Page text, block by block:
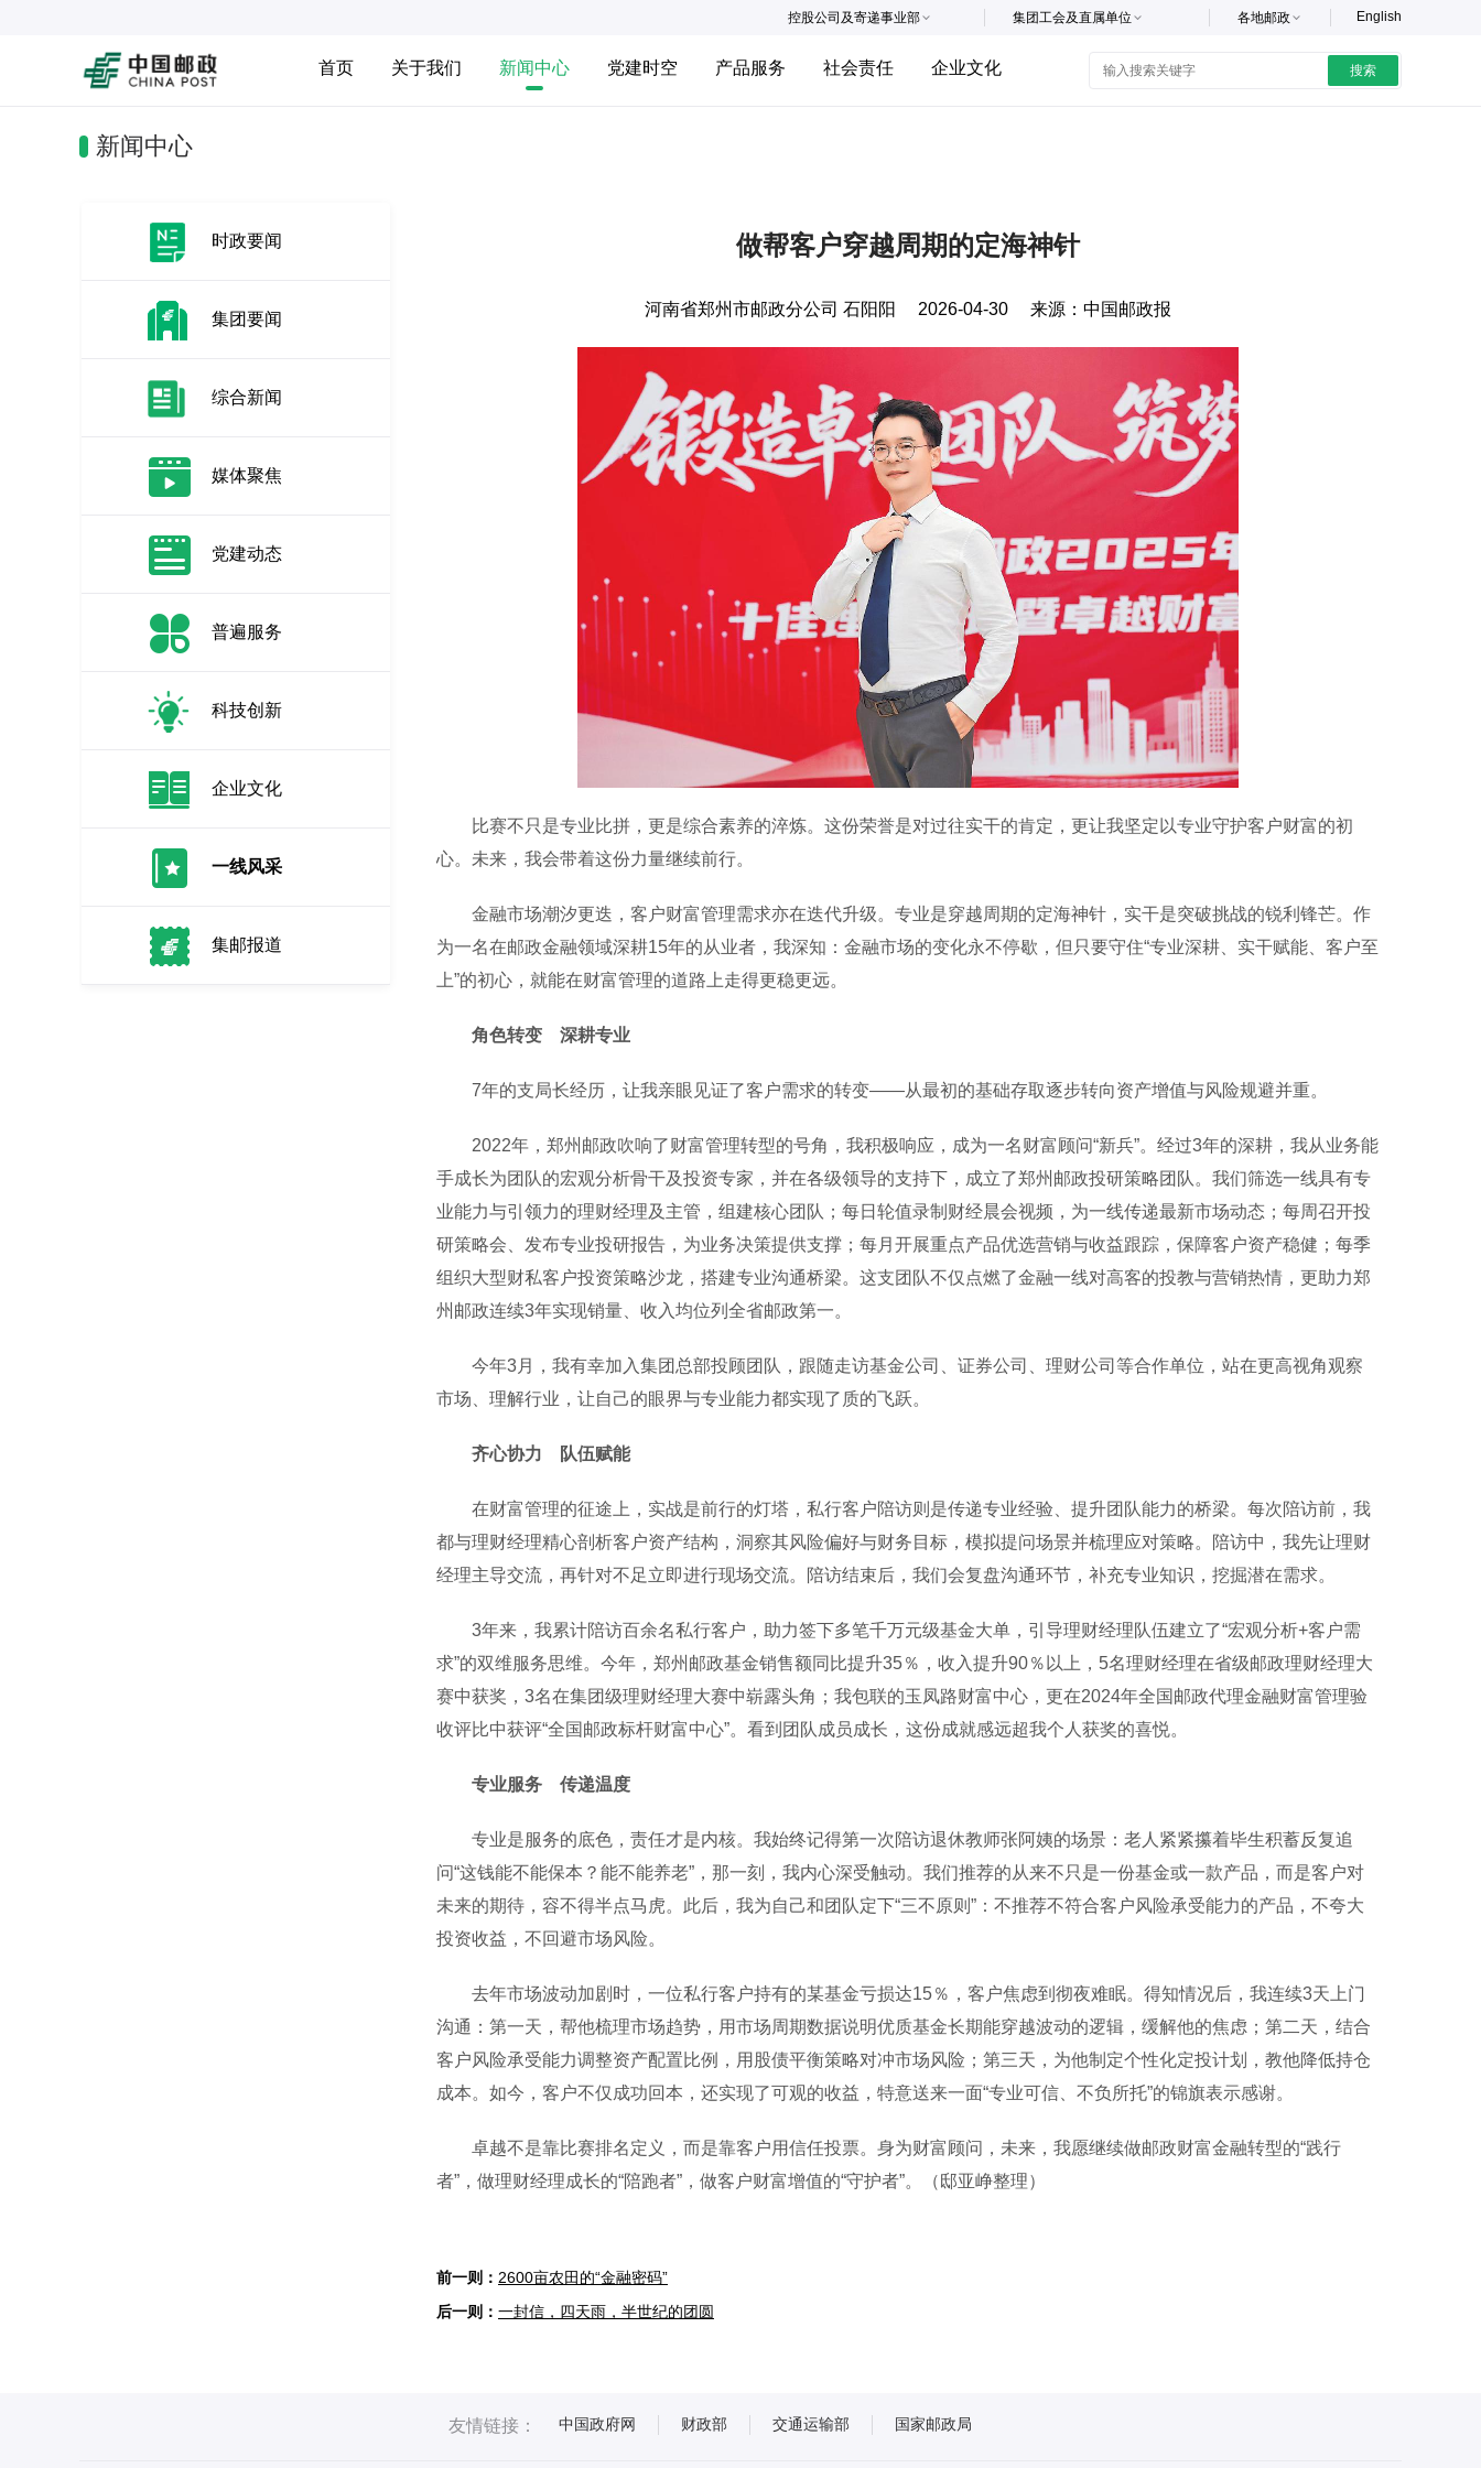
English
各地邮政
集团工会及直属单位
控股公司及寄递事业部
首页 关于我们 新闻中心 党建时空 产品服务 社会责任 企业文化 搜索
新闻中心
时政要闻
集团要闻
综合新闻
媒体聚焦
党建动态
普遍服务
科技创新
企业文化
一线风采
集邮报道
做帮客户穿越周期的定海神针
河南省郑州市邮政分公司 石阳阳 2026-04-30 来源： 中国邮政报
比赛不只是专业比拼，更是综合素养的淬炼。这份荣誉是对过往实干的肯定，更让我坚定以专业守护客户财富的初
心。未来，我会带着这份力量继续前行。
金融市场潮汐更迭，客户财富管理需求亦在迭代升级。专业是穿越周期的定海神针，实干是突破挑战的锐利锋芒。作
为一名在邮政金融领域深耕15年的从业者，我深知：金融市场的变化永不停歇，但只要守住“专业深耕、实干赋能、客户至
上”的初心，就能在财富管理的道路上走得更稳更远。
角色转变 深耕专业
7年的支局长经历，让我亲眼见证了客户需求的转变——从最初的基础存取逐步转向资产增值与风险规避并重。
2022年，郑州邮政吹响了财富管理转型的号角，我积极响应，成为一名财富顾问“新兵”。经过3年的深耕，我从业务能
手成长为团队的宏观分析骨干及投资专家，并在各级领导的支持下，成立了郑州邮政投研策略团队。我们筛选一线具有专
业能力与引领力的理财经理及主管，组建核心团队；每日轮值录制财经晨会视频，为一线传递最新市场动态；每周召开投
研策略会、发布专业投研报告，为业务决策提供支撑；每月开展重点产品优选营销与收益跟踪，保障客户资产稳健；每季
组织大型财私客户投资策略沙龙，搭建专业沟通桥梁。这支团队不仅点燃了金融一线对高客的投教与营销热情，更助力郑
州邮政连续3年实现销量、收入均位列全省邮政第一。
今年3月，我有幸加入集团总部投顾团队，跟随走访基金公司、证券公司、理财公司等合作单位，站在更高视角观察
市场、理解行业，让自己的眼界与专业能力都实现了质的飞跃。
齐心协力 队伍赋能
在财富管理的征途上，实战是前行的灯塔，私行客户陪访则是传递专业经验、提升团队能力的桥梁。每次陪访前，我
都与理财经理精心剖析客户资产结构，洞察其风险偏好与财务目标，模拟提问场景并梳理应对策略。陪访中，我先让理财
经理主导交流，再针对不足立即进行现场交流。陪访结束后，我们会复盘沟通环节，补充专业知识，挖掘潜在需求。
3年来，我累计陪访百余名私行客户，助力签下多笔千万元级基金大单，引导理财经理队伍建立了“宏观分析+客户需
求”的双维服务思维。今年，郑州邮政基金销售额同比提升35％，收入提升90％以上，5名理财经理在省级邮政理财经理大
赛中获奖，3名在集团级理财经理大赛中崭露头角；我包联的玉凤路财富中心，更在2024年全国邮政代理金融财富管理验
收评比中获评“全国邮政标杆财富中心”。看到团队成员成长，这份成就感远超我个人获奖的喜悦。
专业服务 传递温度
专业是服务的底色，责任才是内核。我始终记得第一次陪访退休教师张阿姨的场景：老人紧紧攥着毕生积蓄反复追
问“这钱能不能保本？能不能养老”，那一刻，我内心深受触动。我们推荐的从来不只是一份基金或一款产品，而是客户对
未来的期待，容不得半点马虎。此后，我为自己和团队定下“三不原则”：不推荐不符合客户风险承受能力的产品，不夸大
投资收益，不回避市场风险。
去年市场波动加剧时，一位私行客户持有的某基金亏损达15％，客户焦虑到彻夜难眠。得知情况后，我连续3天上门
沟通：第一天，帮他梳理市场趋势，用市场周期数据说明优质基金长期能穿越波动的逻辑，缓解他的焦虑；第二天，结合
客户风险承受能力调整资产配置比例，用股债平衡策略对冲市场风险；第三天，为他制定个性化定投计划，教他降低持仓
成本。如今，客户不仅成功回本，还实现了可观的收益，特意送来一面“专业可信、不负所托”的锦旗表示感谢。
卓越不是靠比赛排名定义，而是靠客户用信任投票。身为财富顾问，未来，我愿继续做邮政财富金融转型的“践行
者”，做理财经理成长的“陪跑者”，做客户财富增值的“守护者”。（邸亚峥整理）
2600亩农田的“金融密码”
一封信，四天雨，半世纪的团圆
友情链接： 中国政府网 财政部 交通运输部 国家邮政局